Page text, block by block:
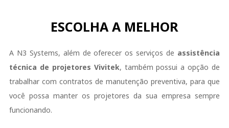
ESCOLHA A MELHOR
A N3 Systems, além de oferecer os serviços de assistência
técnica de projetores Vivitek, também possui a opção de
trabalhar com contratos de manutenção preventiva, para que
você possa manter os projetores da sua empresa sempre
funcionando.